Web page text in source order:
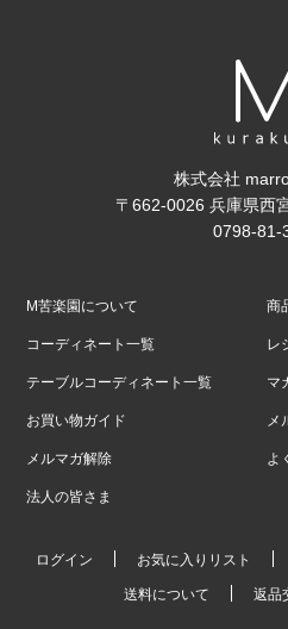
株式会社
〒662-0026 兵庫県西
0798-81-
M苦楽園について 商
コーディネート一覧 レ
テーブルコーディネート一覧 マ
お買い物ガイド メ
メルマガ解除 よ
法人の皆さま
ログイン お気に入りリスト
送料について 返品